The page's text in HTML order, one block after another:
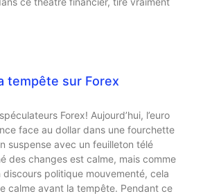
tempête sur Forex
Forex! Aujourd’hui, l’euro
face au dollar dans une fourchette
suspense avec un feuilleton télé
des changes est calme, mais comme
discours politique mouvementé, cela
calme avant la tempête. Pendant ce